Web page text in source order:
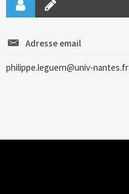
Adresse email
philippe.leguern@univ-nantes.fr